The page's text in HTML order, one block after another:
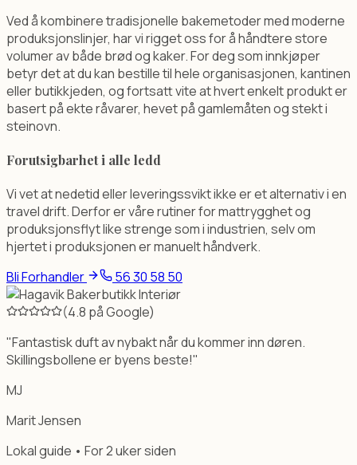
Ved å kombinere tradisjonelle bakemetoder med moderne
produksjonslinjer, har vi rigget oss for å håndtere store
volumer av både brød og kaker. For deg som innkjøper
betyr det at du kan bestille til hele organisasjonen, kantinen
eller butikkjeden, og fortsatt vite at hvert enkelt produkt er
basert på ekte råvarer, hevet på gamlemåten og stekt i
steinovn.
Forutsigbarhet i alle ledd
Vi vet at nedetid eller leveringssvikt ikke er et alternativ i en
travel drift. Derfor er våre rutiner for mattrygghet og
produksjonsflyt like strenge som i industrien, selv om
hjertet i produksjonen er manuelt håndverk.
Bli Forhandler
56 30 58 50
(4.8 på Google)
"Fantastisk duft av nybakt når du kommer inn døren.
Skillingsbollene er byens beste!"
MJ
Marit Jensen
Lokal guide • For 2 uker siden